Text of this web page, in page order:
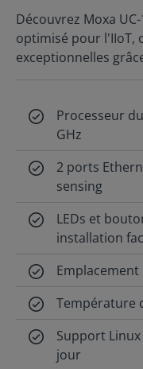
Découvrez Moxa
optimisé pour l'IIoT,
exceptionnelles
Processeur
GHz
2 ports
sensing
LEDs et
installation
Température
Support
jour